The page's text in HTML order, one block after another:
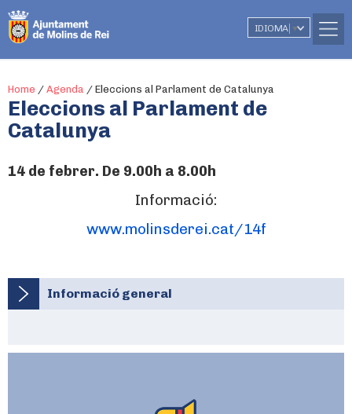
IDIOMA ▼
Home / Agenda / Eleccions al Parlament de Catalunya
Eleccions al Parlament de
Catalunya
14 de febrer. De 9.00h a 8.00h
Informació:
www.molinsderei.cat/14f
Informació general